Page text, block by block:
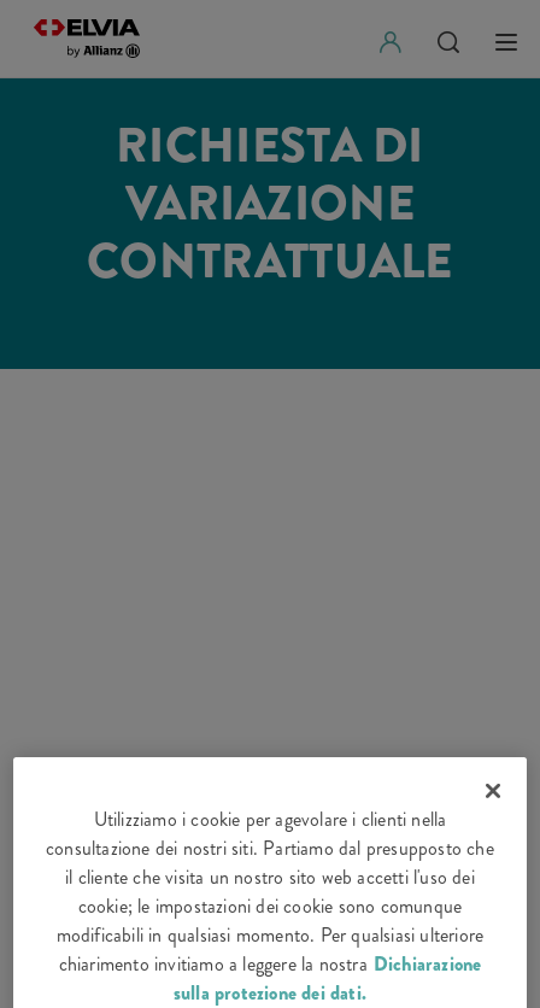
RICHIESTA DI
VARIAZIONE
CONTRATTUALE
Utilizziamo i cookie per agevolare i clienti nella
consultazione dei nostri siti. Partiamo dal presupposto che
il cliente che visita un nostro sito web accetti l'uso dei
cookie; le impostazioni dei cookie sono comunque
modificabili in qualsiasi momento. Per qualsiasi ulteriore
chiarimento invitiamo a leggere la nostra Dichiarazione
sulla protezione dei dati.